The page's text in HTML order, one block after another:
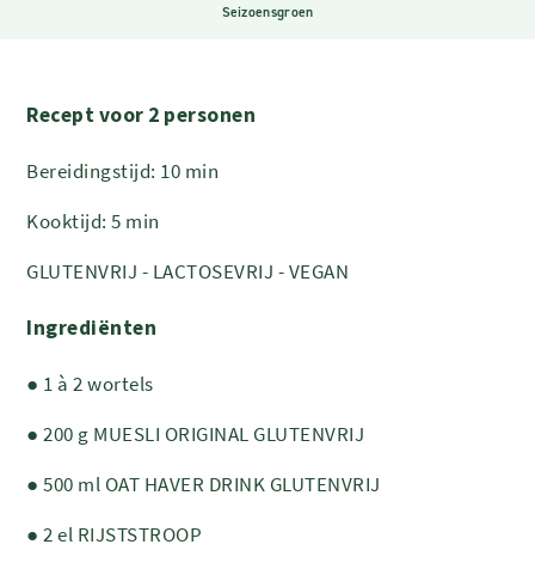
Seizoensgroen
Recept voor 2 personen
Bereidingstijd: 10 min
Kooktijd: 5 min
GLUTENVRIJ - LACTOSEVRIJ - VEGAN
Ingrediënten
● 1 à 2 wortels
● 200 g MUESLI ORIGINAL GLUTENVRIJ
● 500 ml OAT HAVER DRINK GLUTENVRIJ
● 2 el RIJSTSTROOP